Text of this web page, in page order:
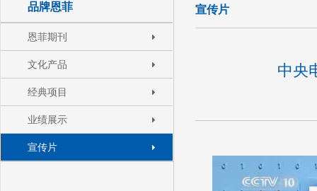
品牌恩菲
恩菲期刊
文化产品
经典项目
业绩展示
宣传片
宣传片
中央